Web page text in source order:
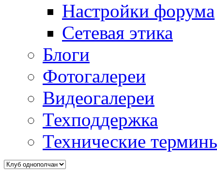
Настройки форума
Сетевая этика
Блоги
Фотогалереи
Видеогалереи
Техподдержка
Технические